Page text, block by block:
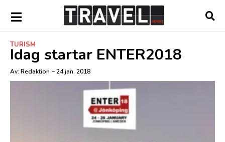
TURISM
Idag startar ENTER2018
Av: Redaktion –24 jan, 2018